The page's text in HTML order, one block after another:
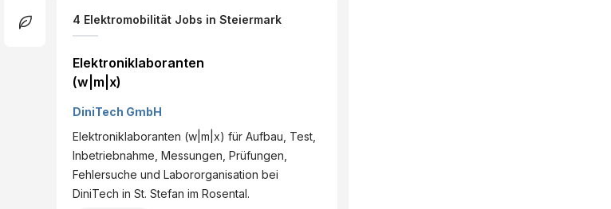
4 Elektromobilität Jobs in Steiermark
Elektroniklaboranten
(w|m|x)
DiniTech GmbH
Elektroniklaboranten (w|m|x) für Aufbau, Test,
Inbetriebnahme, Messungen, Prüfungen,
Fehlersuche und Labororganisation bei
DiniTech in St. Stefan im Rosental.